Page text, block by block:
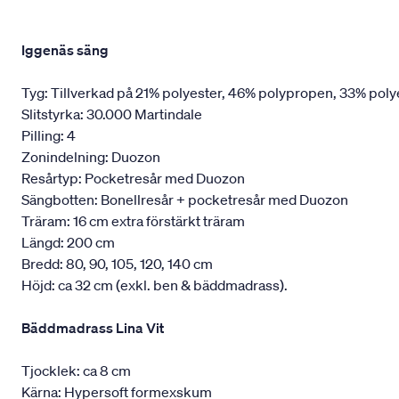
Iggenäs säng
Tyg: Tillverkad på 21% polyester, 46% polypropen, 33%
Slitstyrka: 30.000 Martindale
Pilling: 4
Zonindelning: Duozon
Resårtyp: Pocketresår med Duozon
Sängbotten: Bonellresår + pocketresår med Duozon
Träram: 16 cm extra förstärkt träram
Längd: 200 cm
Bredd: 80, 90, 105, 120, 140 cm
Höjd: ca 32 cm (exkl. ben & bäddmadrass).
Bäddmadrass Lina Vit
Tjocklek: ca 8 cm
Kärna: Hypersoft formexskum